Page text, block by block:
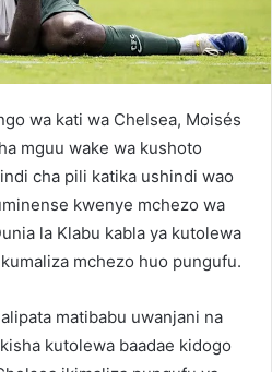
wa kati wa Chelsea, Moisés
mguu wake wa kushoto
cha pili katika ushindi wao
kwenye mchezo wa
la Klabu kabla ya kutolewa
mchezo huo pungufu.
matibabu uwanjani na
kutolewa baadae kidogo